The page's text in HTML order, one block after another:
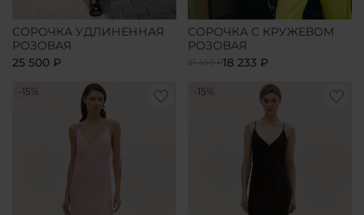
СОРОЧКА УДЛИНЕННАЯ
РОЗОВАЯ
25 500 ₽
СОРОЧКА С КРУЖЕВОМ
РОЗОВАЯ
21 450 ₽18 233 ₽
-15% -15%